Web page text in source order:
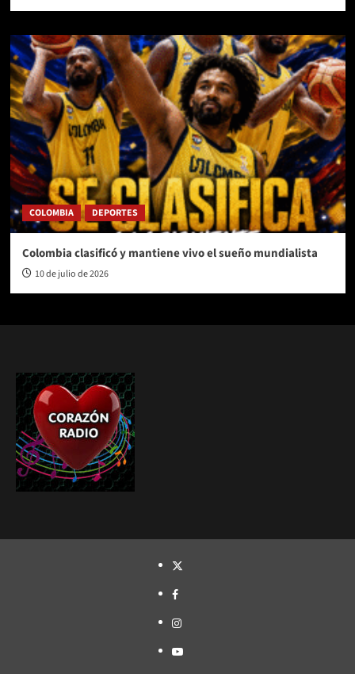
COLOMBIA DEPORTES
Colombia clasificó y mantiene vivo el sueño mundialista
10 de julio de 2026
TWITTER
FACEBOOK
INSTAGRAM
YOUTUBE